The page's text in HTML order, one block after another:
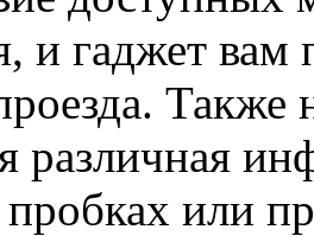
и гаджет
различная
или